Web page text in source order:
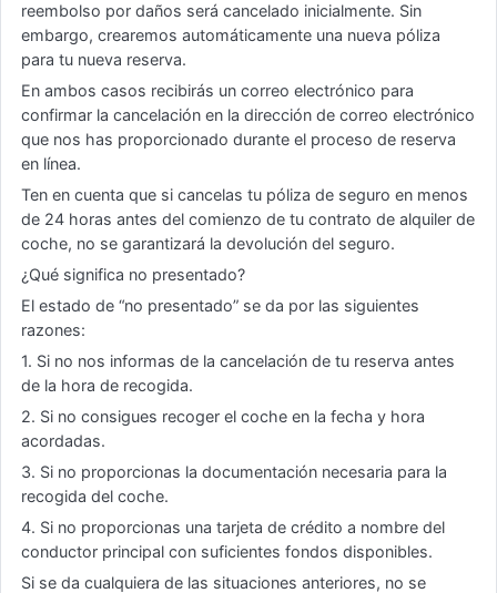
reembolso por daños será cancelado inicialmente. Sin
embargo, crearemos automáticamente una nueva póliza
para tu nueva reserva.
En ambos casos recibirás un correo electrónico para
confirmar la cancelación en la dirección de correo electrónico
que nos has proporcionado durante el proceso de reserva
en línea.
Ten en cuenta que si cancelas tu póliza de seguro en menos
de 24 horas antes del comienzo de tu contrato de alquiler de
coche, no se garantizará la devolución del seguro.
¿Qué significa no presentado?
El estado de “no presentado” se da por las siguientes
razones:
1. Si no nos informas de la cancelación de tu reserva antes
de la hora de recogida.
2. Si no consigues recoger el coche en la fecha y hora
acordadas.
3. Si no proporcionas la documentación necesaria para la
recogida del coche.
4. Si no proporcionas una tarjeta de crédito a nombre del
conductor principal con suficientes fondos disponibles.
Si se da cualquiera de las situaciones anteriores, no se